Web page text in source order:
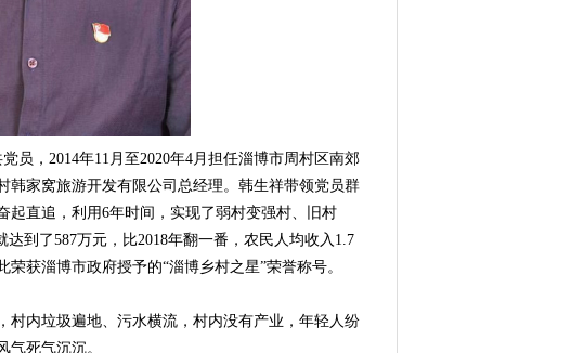
，2014年11月至2020年4月担任淄博市周村区南郊
家窝旅游开发有限公司总经理。韩生祥带领党员群
起直追，利用6年时间，实现了弱村变强村、旧村
到了587万元，比2018年翻一番，农民人均收入1.7
获淄博市政府授予的“淄博乡村之星”荣誉称号。
内垃圾遍地、污水横流，村内没有产业，年轻人纷
死气沉沉。